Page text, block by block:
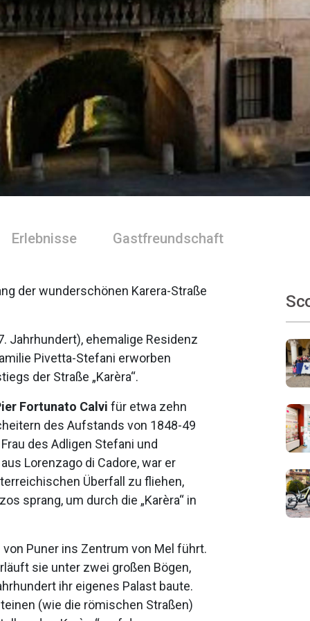
Erlebnisse Gastfreundschaft
der wunderschönen Karera-Straße
Jahrhundert), ehemalige Residenz
Pivetta-Stefani erworben
der Straße „Karèra“.
Fortunato Calvi für etwa zehn
des Aufstands von 1848-49
des Adligen Stefani und
Lorenzago di Cadore, war er
Überfall zu fliehen,
sprang, um durch die „Karèra“ in
von Puner ins Zentrum von Mel führt.
sie unter zwei großen Bögen,
ihr eigenes Palast baute.
(wie die römischen Straßen)